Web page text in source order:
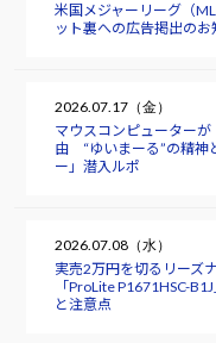
米国メジャーリーグ（
ット裏への広告掲出のお
2026.07.17（金）
マウスコンピューター
由 “ゆいまーる”の精神
ー」潜入ルポ
2026.07.08（水）
実売2万円を切るリーズ
「ProLite P1671HSC-
と注意点